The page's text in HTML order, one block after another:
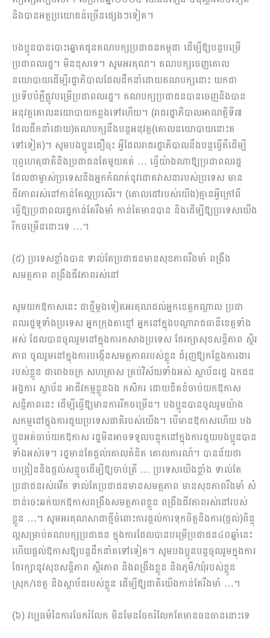
និងបានអត្ថប្រយោជន៍ច្រើនផ្សេងៗទៀត។
បងប្អូនបានបោះឆ្នោតជូនគណបក្សប្រជាជនកម្ពុជា ដើម្បីឱ្យបន្តបម្រើ
ប្រជាពលរដ្ឋ។ មិនខុសទេ។ សូមអរគុណ​។ គណបក្សចេញគោល
នយោបាយដើម្បីរដ្ឋាភិបាលដែលដឹកនាំដោយគណបក្សនោះ យកជា
ប្រទីបបំភ្លឺផ្លូវបម្រើប្រជាពលរដ្ឋ។ គណបក្សប្រជាជនបានចេញនិងបាន
អនុវត្តគោលនយោបាយកន្លងទៅហើយ។ (រាជរដ្ឋាភិបាលអាណត្តិទី៧
ដែលដឹកនាំដោយ)គណបក្ស​នឹងបន្តអនុវត្ត(គោលនយោបាយនោះត
ទៅទៀត)។ សូមបងប្អូនជឿចុះ អ្វីដែលរាជរដ្ឋាភិបាលនឹងបន្តធ្វើ​គឺដើម្បី
បុព្វហេតុជាតិនិងប្រជាជនតែមួយគត់ … ធ្វើយ៉ាងណាឱ្យប្រជាពល​រដ្ឋ
ដែលជាម្ចាស់ប្រទេសនិងអ្នកកំណត់នូវជោគវាសនារបស់ប្រទេស មាន
ជីវភាពរស់នៅកាន់តែល្អប្រសើរ។ (គោលដៅរបស់យើង)គ្មានអ្វីក្រៅពី
ធ្វើឱ្យប្រជាពលរដ្ឋកាន់តែរឹងមាំ កាន់តែមានបាន និងដើម្បីឱ្យប្រទេសយើង
រីកចម្រើននោះទេ …។
(៥) ប្រទេសខ្លាំងបាន ទាល់តែប្រជាជនមានសុខភាពរឹងមាំ ពង្រឹង
សមត្ថភាព ពង្រឹងជីវភាពរស់នៅ
សូមយកឱកាសនេះ ជាថ្មីម្ដងទៀតអរគុណដល់អ្នកខេត្តកណ្ដាល ប្រជា
ពលរដ្ឋទូទាំងប្រទេស អ្នកក្រុងតាខ្មៅ អ្នកនៅក្នុងបណ្ដារាជធានីខេត្តទាំង
អស់ ដែលបានចូលរួមនៅក្នុងការកសាងប្រទេស ថែរក្សាសុខសន្ដិភាព ស្ថិរ
ភាព ចូលរួមនៅក្នុងការបង្កើនសមត្ថភាពរបស់ខ្លួន ជំរុញឱ្យកន្លែងការងារ
របស់ខ្លួន ជារោងចក្រ សហគ្រាស គ្រប់វិស័យទាំងអស់ ស្ថាប័នរដ្ឋ ឯកជន
អង្គការ ស្ថាប័ន អាជីវកម្មខ្លួនឯង កសិករ ដោយខិតខំចាប់យកឱកាស
សន្ដិភាពនេះ ដើម្បីធ្វើឱ្យមានការរីកចម្រើន។ បងប្អូនបានចូលរួមយ៉ាង
សកម្មនៅក្នុងការជួយប្រទេសជាតិរបស់យើង។ បើមានឱកាសហើយ បង
ប្អូនអត់ចាប់យកឱកាស រដ្ឋមិនអាចទទួលបន្ទុកនៅក្នុងការជួយបងប្អូនបាន
ទាំងអស់ទេ។ រដ្ឋមានតែផ្ដល់គោលគំនិត គោលការណ៍។ បានន័យថា
បង្រៀននិងផ្ដល់សន្ទូចដើម្បីឱ្យចាប់ត្រី … ប្រទេសយើងខ្លាំង ទាល់តែ
ប្រជាជនរស់រវើក ទាល់តែប្រជាជនមានសមត្ថភាព មានសុខភាពរឹងមាំ សំ​
ខាន់ចេះឆក់យកឱកាសពង្រឹងសមត្ថភាពខ្លួន ពង្រឹងជីវភាពរស់នៅរបស់
ខ្លួន …។ សូមអរគុណសាជាថ្មីចំពោះការផ្ដល់ការទុកចិត្តនិងការ(ផ្ដល់)ពិន្ទុ
ល្អសម្រាប់គណបក្សប្រជាជន ក្នុងការដែលបានបម្រើប្រជាជន៤០ឆ្នាំនេះ
ហើយផ្ដល់ឱកាសឱ្យបន្ដដឹកនាំតទៅទៀត។ សូមបងប្អូនបន្ដចូលរួមក្នុងការ
ថែរក្សានូវសុខសន្ដិភាព ស្ថិរភាព​ និងពង្រឹងខ្លួន និងភូមិ/ឃុំរបស់ខ្លួន
ស្រុក/ខេត្ត និងស្ថាប័នរបស់ខ្លួន ដើម្បីឱ្យជាតិយើងកាន់តែរឹងមាំ …។
(៦) វប្បធម៌នៃការចែករំលែក មិនមែនចែករំលែកតែមានធនធាននោះទេ